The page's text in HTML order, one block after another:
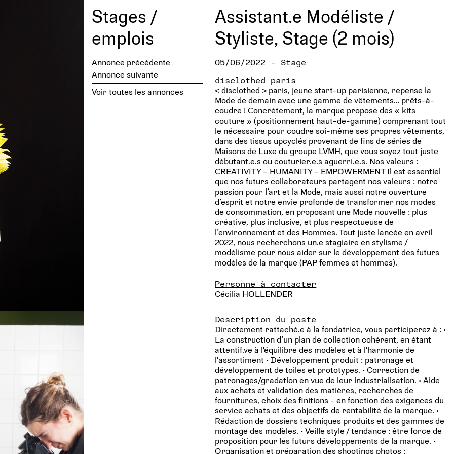
Stages /
emplois
Annonce précédente
Annonce suivante
Voir toutes les annonces
Assistant.e Modéliste /
Styliste, Stage (2 mois)
05/06/2022 - Stage
disclothed paris
< disclothed > paris, jeune start-up parisienne, repense la
Mode de demain avec une gamme de vêtements… prêts-à-
coudre ! Concrètement, la marque propose des « kits
couture » (positionnement haut-de-gamme) comprenant tout
le nécessaire pour coudre soi-même ses propres vêtements,
dans des tissus upcyclés provenant de fins de séries de
Maisons de Luxe du groupe LVMH, que vous soyez tout juste
débutant.e.s ou couturier.e.s aguerri.e.s. Nos valeurs :
CREATIVITY – HUMANITY – EMPOWERMENT Il est essentiel
que nos futurs collaborateurs partagent nos valeurs : notre
passion pour l’art et la Mode, mais aussi notre ouverture
d’esprit et notre envie profonde de transformer nos modes
de consommation, en proposant une Mode nouvelle : plus
créative, plus inclusive, et plus respectueuse de
l’environnement et des Hommes. Tout juste lancée en avril
2022, nous recherchons un.e stagiaire en stylisme /
modélisme pour nous aider sur le développement des futurs
modèles de la marque (PAP femmes et hommes).
Personne à contacter
Cécilia HOLLENDER
Description du poste
Directement rattaché.e à la fondatrice, vous participerez à : •
La construction d’un plan de collection cohérent, en étant
attentif.ve à l'équilibre des modèles et à l'harmonie de
l'assortiment • Développement produit : patronage et
développement de toiles et prototypes. • Correction de
patronages/gradation en vue de leur industrialisation. • Aide
aux achats et validation des matières, recherches de
fournitures, choix des finitions - en fonction des exigences du
service achats et des objectifs de rentabilité de la marque. •
Rédaction de dossiers techniques produits et des gammes de
montage des modèles. • Veille style / tendance : être force de
proposition pour les futurs développements de la marque. •
Organisation et préparation des shootings photos :